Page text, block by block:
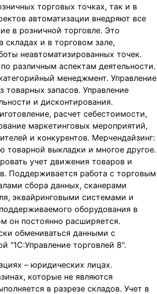
торговых точках, так и в
автоматизации внедряют все
в розничной торговле. Это
складах и в торговом зале,
неавтоматизированных точек.
различным аспектам деятельности.
менеджмент. Управление
товарных запасов. Управление
и дисконтирования.
расчет себестоимости,
маркетинговых мероприятий,
и конкурентов. Мерчендайзинг:
товарной выкладки и многое другое.
учет движения товаров и
Поддерживается работа с торговым
сбора данных, сканерами
эквайринговыми системами и
оборудования в
он постоянно расширяется.
обмениваться данными с
"1С:Управление торговлей 8".
– юридических лицах.
которые не являются
в разрезе складов. Учет в